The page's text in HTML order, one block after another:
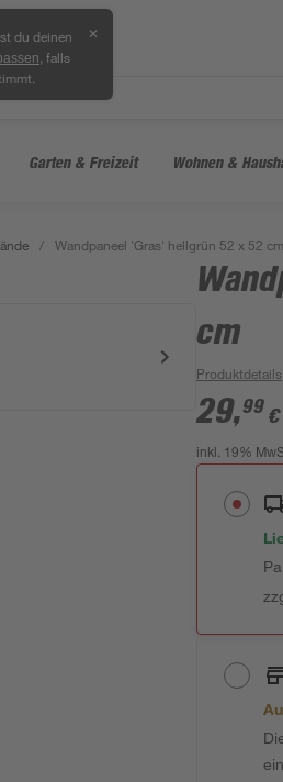
du deinen
, falls
✕
Garten & Freizeit Wohnen &
/ Wandpaneel 'Gras' hellgrün 52 x 52 cm
cm
Produktdetails
29,99 €
inkl. 19%